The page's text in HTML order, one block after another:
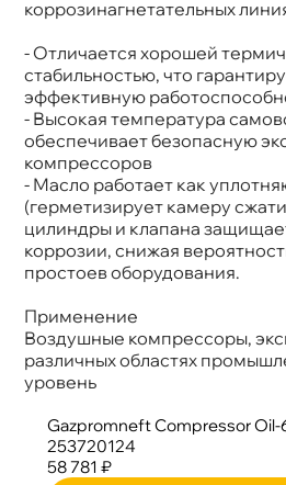
коррозинагнетательных
- Отличается хорошей
стабильностью, что
эффективную
- Высокая температура
обеспечивает безопасную
компрессоро
- Масло работает как
(герметизирует камеру
цилиндры и клапана
коррозии, снижая
простоев оборудования.
Применение
оздушные компрессоры,
различных областях
уровень
Gazpromneft Compressor Oil-
253720124
58 781 ₽